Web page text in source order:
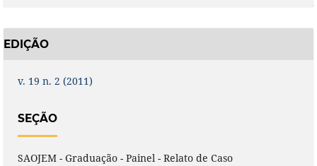
EDIÇÃO
v. 19 n. 2 (2011)
SEÇÃO
SAOJEM - Graduação - Painel - Relato de Caso